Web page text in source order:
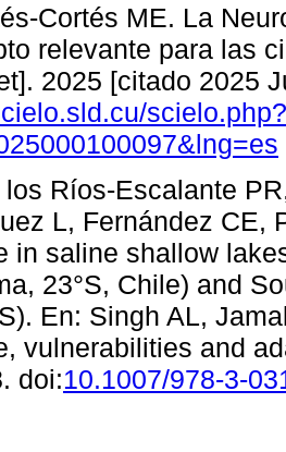
Cortés ME. La
relevante para las
2025 [citado 2025
los Ríos-Escalante
L, Fernández CE,
in saline shallow
23°S, Chile) and
En: Singh AL,
vulnerabilities and
doi:10.1007/978-3-